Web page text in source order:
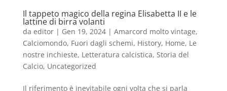
Il tappeto magico della regina Elisabetta II e le
lattine di birra volanti
da editor| Gen 19, 2024| Amarcord molto vintage,
Calciomondo, Fuori dagli schemi, History, Home, Le
nostre inchieste, Letteratura calcistica, Storia del
Calcio, Uncategorized
Il riferimento è inevitabile ogni volta che si parla